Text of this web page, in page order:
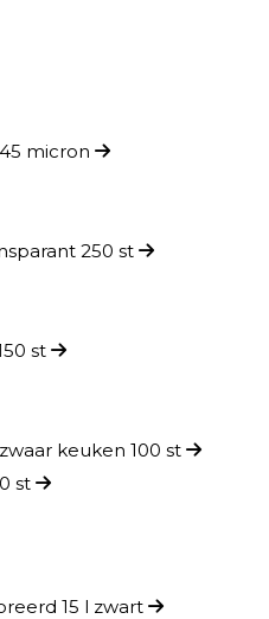
45 micron
250 st
st
keuken 100 st
st
15 l zwart